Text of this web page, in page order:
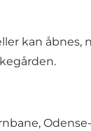
kan åbnes,